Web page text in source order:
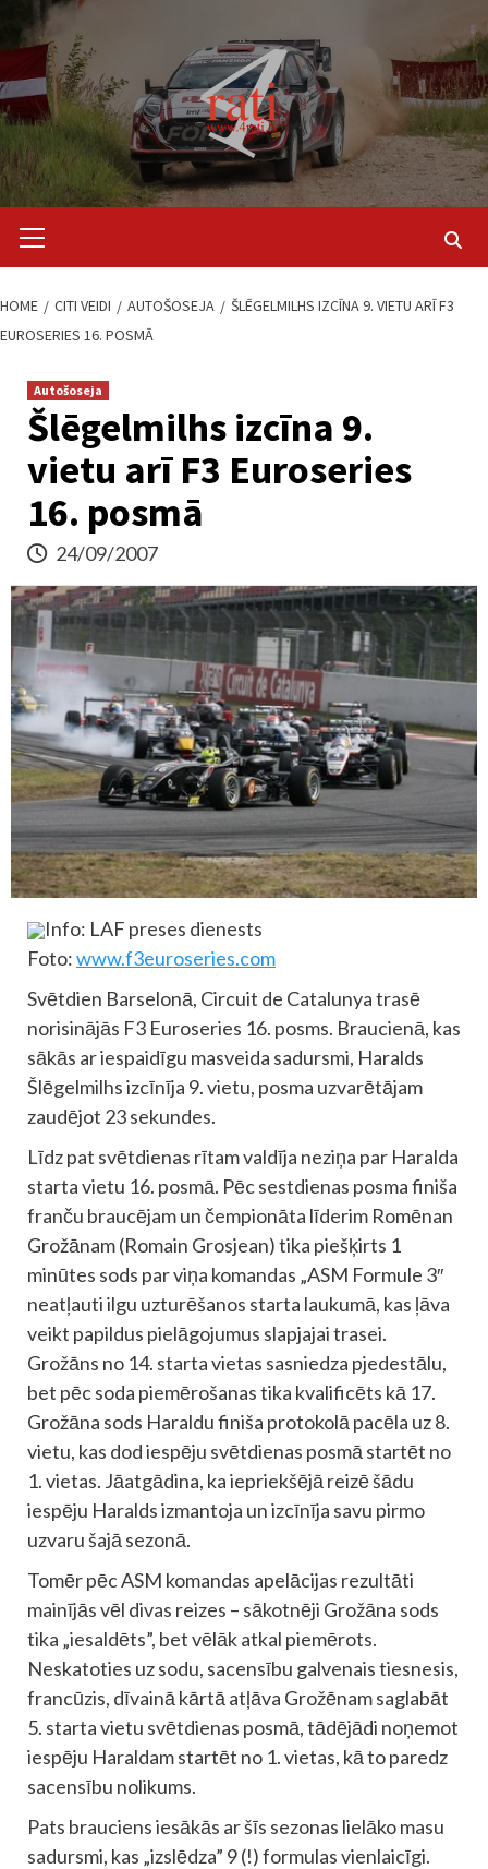
content
Menu
HOME CITI VEIDI AUTOŠOSEJA
ŠLĒGELMILHS IZCĪNA 9. VIETU ARĪ F3
EUROSERIES 16. POSMĀ
Autošoseja
Šlēgelmilhs izcīna 9.
vietu arī F3 Euroseries
16. posmā
24/09/2007
Info: LAF preses dienests
Foto:www.f3euroseries.com
Svētdien Barselonā, Circuit de Catalunya trasē
norisinājās F3 Euroseries 16. posms. Braucienā, kas
sākās ar iespaidīgu masveida sadursmi, Haralds
Šlēgelmilhs izcīnīja 9. vietu, posma uzvarētājam
zaudējot 23 sekundes.
Līdz pat svētdienas rītam valdīja neziņa par Haralda
starta vietu 16. posmā. Pēc sestdienas posma finiša
franču braucējam un čempionāta līderim Romēnan
Grožānam (Romain Grosjean) tika piešķirts 1
minūtes sods par viņa komandas „ASM Formule 3″
neatļauti ilgu uzturēšanos starta laukumā, kas ļāva
veikt papildus pielāgojumus slapjajai trasei.
Grožāns no 14. starta vietas sasniedza pjedestālu,
bet pēc soda piemērošanas tika kvalificēts kā 17.
Grožāna sods Haraldu finiša protokolā pacēla uz 8.
vietu, kas dod iespēju svētdienas posmā startēt no
1. vietas. Jāatgādina, ka iepriekšējā reizē šādu
iespēju Haralds izmantoja un izcīnīja savu pirmo
uzvaru šajā sezonā.
Tomēr pēc ASM komandas apelācijas rezultāti
mainījās vēl divas reizes – sākotnēji Grožāna sods
tika „iesaldēts”, bet vēlāk atkal piemērots.
Neskatoties uz sodu, sacensību galvenais tiesnesis,
francūzis, dīvainā kārtā atļāva Grožēnam saglabāt
5. starta vietu svētdienas posmā, tādējādi noņemot
iespēju Haraldam startēt no 1. vietas, kā to paredz
sacensību nolikums.
Pats brauciens iesākās ar šīs sezonas lielāko masu
sadursmi, kas „izslēdza” 9 (!) formulas vienlaicīgi.